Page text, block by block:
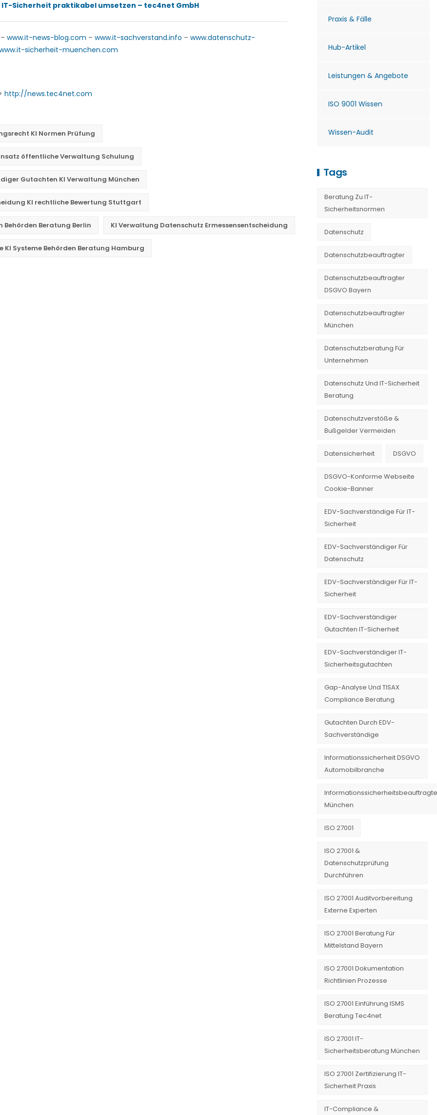
Sicherheit praktikabel umsetzen – tec4net GmbH
– www.it-news-blog.com – www.it-sachverstand.info – www.datenschutz-
sicherheit-muenchen.com
http://news.tec4net.com
KI Normen Prüfung
öffentliche Verwaltung Schulung
Gutachten KI Verwaltung München
KI rechtliche Bewertung Stuttgart
Behörden Beratung Berlin KI Verwaltung Datenschutz Ermessensentscheidung
KI Systeme Behörden Beratung Hamburg
Praxis & Fälle
Hub-Artikel
Leistungen & Angebote
ISO 9001 Wissen
Wissen-Audit
Tags
Beratung Zu IT-
Sicherheitsnormen
Datenschutz
Datenschutzbeauftragter
Datenschutzbeauftragter
DSGVO Bayern
Datenschutzbeauftragter
München
Datenschutzberatung Für
Unternehmen
Datenschutz Und IT-Sicherheit
Beratung
Datenschutzverstöße &
Bußgelder Vermeiden
Datensicherheit DSGVO
DSGVO-Konforme Webseite
Cookie-Banner
EDV-Sachverständige Für IT-
Sicherheit
EDV-Sachverständiger Für
Datenschutz
EDV-Sachverständiger Für IT-
Sicherheit
EDV-Sachverständiger
Gutachten IT-Sicherheit
EDV-Sachverständiger IT-
Sicherheitsgutachten
Gap-Analyse Und TISAX
Compliance Beratung
Gutachten Durch EDV-
Sachverständige
Informationssicherheit DSGVO
Automobilbranche
München
ISO 27001
ISO 27001 &
Datenschutzprüfung
Durchführen
ISO 27001 Auditvorbereitung
Externe Experten
ISO 27001 Beratung Für
Mittelstand Bayern
ISO 27001 Dokumentation
Richtlinien Prozesse
ISO 27001 Einführung ISMS
Beratung Tec4net
ISO 27001 IT-
Sicherheitsberatung München
ISO 27001 Zertifizierung IT-
Sicherheit Praxis
IT-Compliance &